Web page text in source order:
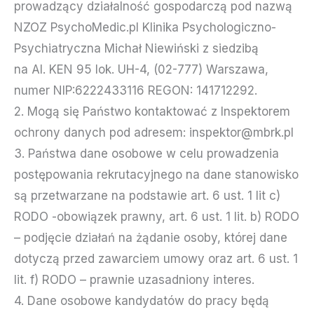
prowadzący działalność gospodarczą pod nazwą
NZOZ PsychoMedic.pl Klinika Psychologiczno-
Psychiatryczna Michał Niewiński z siedzibą
na Al. KEN 95 lok. UH-4, (02-777) Warszawa,
numer NIP:6222433116 REGON: 141712292.
2. Mogą się Państwo kontaktować z Inspektorem
ochrony danych pod adresem: inspektor@mbrk.pl
3. Państwa dane osobowe w celu prowadzenia
postępowania rekrutacyjnego na dane stanowisko
są przetwarzane na podstawie art. 6 ust. 1 lit c)
RODO -obowiązek prawny, art. 6 ust. 1 lit. b) RODO
– podjęcie działań na żądanie osoby, której dane
dotyczą przed zawarciem umowy oraz art. 6 ust. 1
lit. f) RODO – prawnie uzasadniony interes.
4. Dane osobowe kandydatów do pracy będą